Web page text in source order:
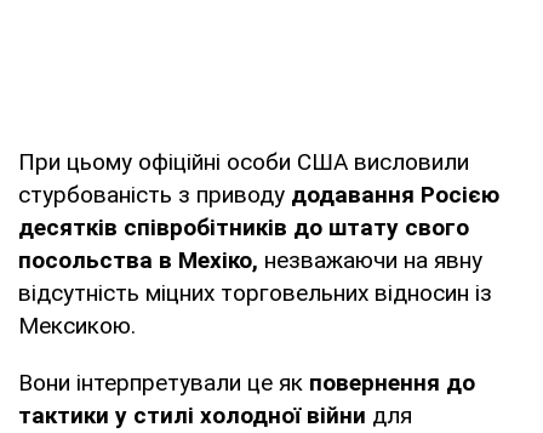
При цьому офіційні особи США висловили
стурбованість з приводу додавання Росією
десятків співробітників до штату свого
посольства в Мехіко, незважаючи на явну
відсутність міцних торговельних відносин із
Мексикою.
Вони інтерпретували це як повернення до
тактики у стилі холодної війни для